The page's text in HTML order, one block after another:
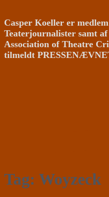
Casper Koeller er
Teaterjournalister samt
Association of Theatre
tilmeldt
Tag: Woyzeck